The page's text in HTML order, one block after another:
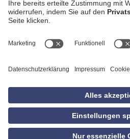
AGB
Datenschutzerklärung
Empfang
Privatsphäre